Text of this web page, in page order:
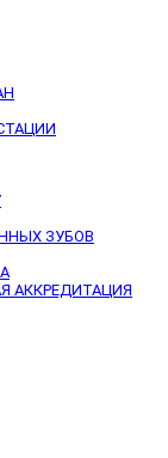
ЗУБОВ
АККРЕДИТАЦИЯ